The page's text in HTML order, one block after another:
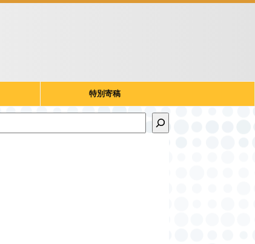
特別寄稿